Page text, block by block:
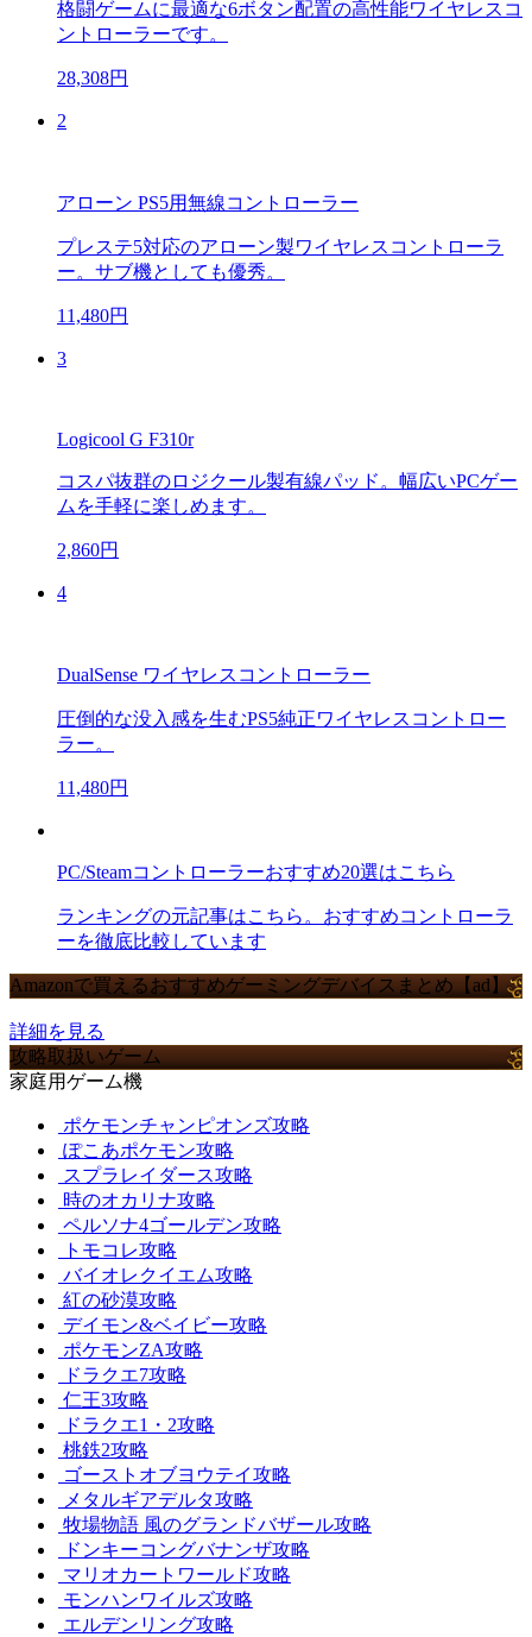
格闘ゲームに最適な6ボタン配置の高性能ワイヤレスコ
ントローラーです。
28,308円
2
アローン PS5用無線コントローラー
プレステ5対応のアローン製ワイヤレスコントローラ
ー。サブ機としても優秀。
11,480円
3
Logicool G F310r
コスパ抜群のロジクール製有線パッド。幅広いPCゲー
ムを手軽に楽しめます。
2,860円
4
DualSense ワイヤレスコントローラー
圧倒的な没入感を生むPS5純正ワイヤレスコントロー
ラー。
11,480円
PC/Steamコントローラーおすすめ20選はこちら
ランキングの元記事はこちら。おすすめコントローラ
ーを徹底比較しています
Amazonで買えるおすすめゲーミングデバイスまとめ【ad】
詳細を見る
攻略取扱いゲーム
家庭用ゲーム機
ポケモンチャンピオンズ攻略
ぽこあポケモン攻略
スプラレイダース攻略
時のオカリナ攻略
ペルソナ4ゴールデン攻略
トモコレ攻略
バイオレクイエム攻略
紅の砂漠攻略
デイモン&ベイビー攻略
ポケモンZA攻略
ドラクエ7攻略
仁王3攻略
ドラクエ1・2攻略
桃鉄2攻略
ゴーストオブヨウテイ攻略
メタルギアデルタ攻略
牧場物語 風のグランドバザール攻略
ドンキーコングバナンザ攻略
マリオカートワールド攻略
モンハンワイルズ攻略
エルデンリング攻略